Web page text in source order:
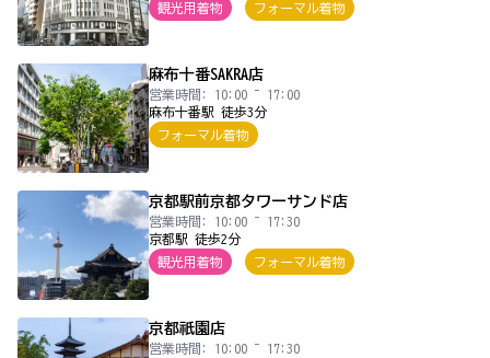
観光用着物
フォーマル着物
麻布十番SAKRA店
営業時間: 10:00 ~ 17:00
麻布十番駅 徒歩3分
フォーマル着物
京都駅前京都タワーサンド店
営業時間: 10:00 ~ 17:30
京都駅 徒歩2分
観光用着物
フォーマル着物
京都祇園店
営業時間: 10:00 ~ 17:30